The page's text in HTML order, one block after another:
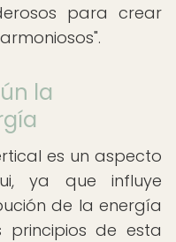
para crear
la
es un aspecto
ya que influye
de la energía
principios de esta